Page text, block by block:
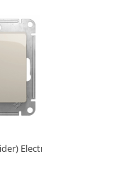
Electric GLOSSA 1-